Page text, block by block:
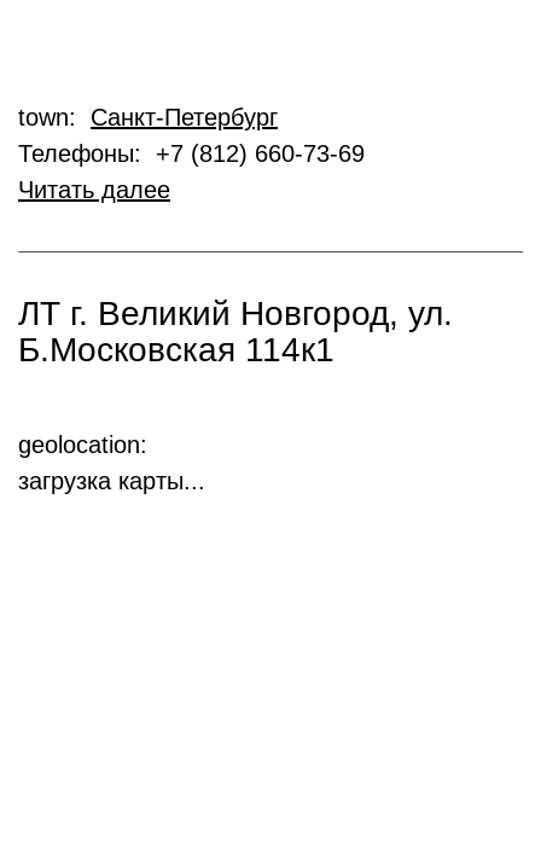
town: Санкт-Петербург
Телефоны: +7 (812) 660-73-69
Читать далее
ЛТ г. Великий Новгород, ул.
Б.Московская 114к1
geolocation:
загрузка карты...